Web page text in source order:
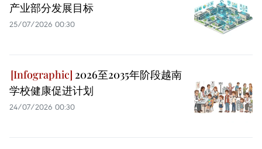
产业部分发展目标
25/07/2026 00:30
2026至2035年阶段越南
学校健康促进计划
24/07/2026 00:30